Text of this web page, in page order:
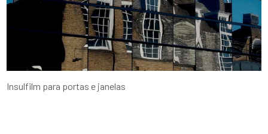
Insulfilm para portas e janelas